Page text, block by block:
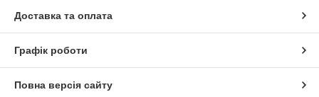
Доставка та оплата
Графік роботи
Повна версія сайту